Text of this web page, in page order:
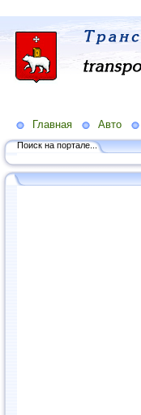
Главная Авто
Поиск на портале...